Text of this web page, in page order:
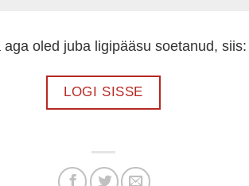
aga oled juba ligipääsu soetanud, siis:
LOGI SISSE